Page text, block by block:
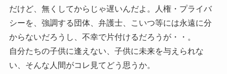
だけど、無くしてからじゃ遅いんだよ。人権・プライバ
シーを、強調する団体、弁護士、こいつ等には永遠に分
からないだろうし、不幸で片付けるだろうが・・。
自分たちの子供に逢えない、子供に未来を与えられな
い、そんな人間がコレ見てどう思うか。